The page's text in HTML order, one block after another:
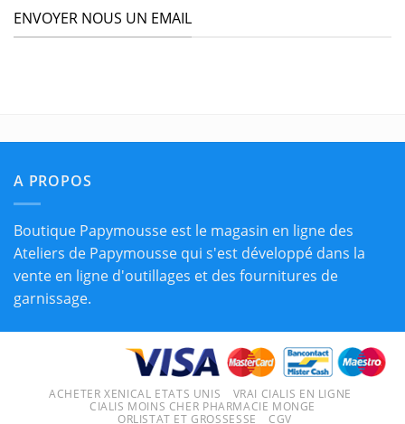
ENVOYER NOUS UN EMAIL
A PROPOS
Boutique Papymousse est le magasin en ligne des
Ateliers de Papymousse qui s'est développé dans la
vente en ligne d'outillages et des fournitures de
garnissage.
ACHETER XENICAL ETATS UNIS
VRAI CIALIS EN LIGNE
CIALIS MOINS CHER PHARMACIE MONGE
ORLISTAT ET GROSSESSE
CGV